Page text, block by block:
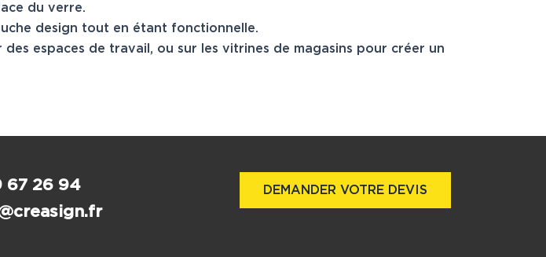
du verre.
design tout en étant fonctionnelle.
espaces de travail, ou sur les vitrines de magasins pour créer un
67 26 94
DEMANDER VOTRE DEVIS